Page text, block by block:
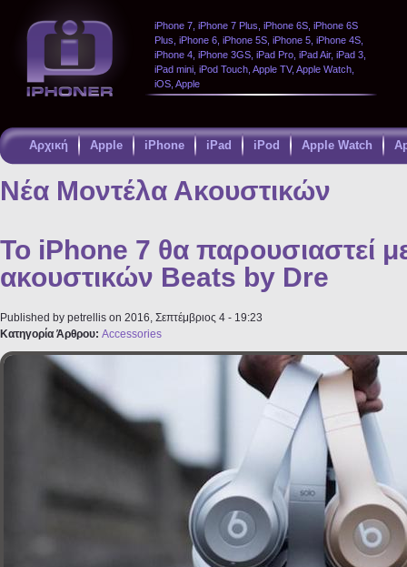
iPhone 7, iPhone 7 Plus, iPhone 6S, iPhone 6S
Plus, iPhone 6, iPhone 5S, iPhone 5, iPhone 4S,
iPhone 4, iPhone 3GS, iPad Pro, iPad Air, iPad 3,
iPad mini, iPod Touch, Apple TV, Apple Watch,
iOS, Apple
Αρχική Apple iPhone iPad iPod Apple Watch
Παράκαμψη
κυρίως
Νέα Μοντέλα Ακουστικών
Το iPhone 7 θα παρουσιαστεί
ακουστικών Beats by Dre
Published by petrellis on 2016, Σεπτέμβριος 4 - 19:23
Κατηγορία Άρθρου: Accessories